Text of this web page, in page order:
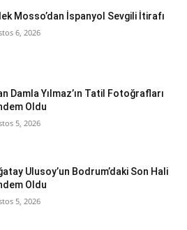
Mosso’dan İspanyol Sevgili İtirafı
6, 2026
Damla Yılmaz’ın Tatil Fotoğrafları
Oldu
5, 2026
Ulusoy’un Bodrum’daki Son Hali
Oldu
5, 2026